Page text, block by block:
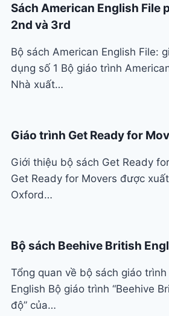
Sách American English File
2nd và 3rd
Bộ sách American English File:
dụng số 1 Bộ giáo trình
Nhà xuất…
Giáo trình Get Ready for
Giới thiệu bộ sách Get Ready
Get Ready for Movers được
Oxford…
Bộ sách Beehive British
Tổng quan về bộ sách giáo
English Bộ giáo trình “Beehive
độ” của…